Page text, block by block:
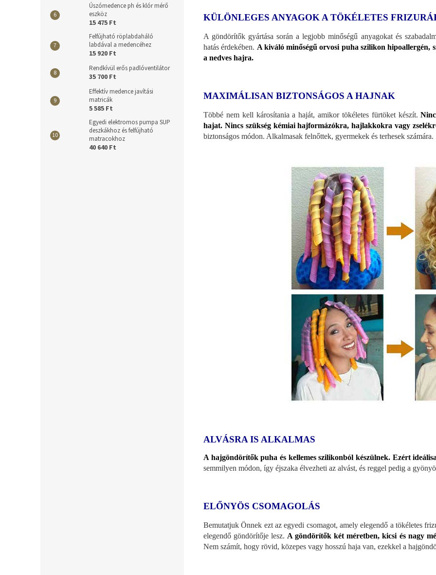
Úszómedence ph és klór mérő
eszköz
15 475 Ft
Felfújható röplabdaháló
labdával a medencéhez
15 920 Ft
Rendkívül erős padlóventilátor
35 700 Ft
Effektív medence javítási
matricák
5 585 Ft
Egyedi elektromos pumpa SUP
deszkákhoz és felfújható
matracokhoz
40 640 Ft
KÜLÖNLEGES ANYAGOK A TÖKÉLETES
A göndörítők gyártása során a legjobb minőségű anyagokat és
hatás érdekében. A kiváló minőségű orvosi puha szilikon hipoallergén,
a nedves hajra.
MAXIMÁLISAN BIZTONSÁGOS A HAJNAK
Többé nem kell károsítania a haját, amikor tökéletes fürtöket készít.
hajat. Nincs szükség kémiai hajformázókra, hajlakkokra vagy
biztonságos módon. Alkalmasak felnőttek, gyermekek és terhesek számára.
ALVÁSRA IS ALKALMAS
A hajgöndörítők puha és kellemes szilikonból készülnek. Ezért
semmilyen módon, így éjszaka élvezheti az alvást, és reggel pedig a
ELŐNYÖS CSOMAGOLÁS
Bemutatjuk Önnek ezt az egyedi csomagot, amely elegendő a tökéletes
elegendő göndörítője lesz. A göndörítők két méretben, kicsi és nagy
Nem számít, hogy rövid, közepes vagy hosszú haja van, ezekkel a